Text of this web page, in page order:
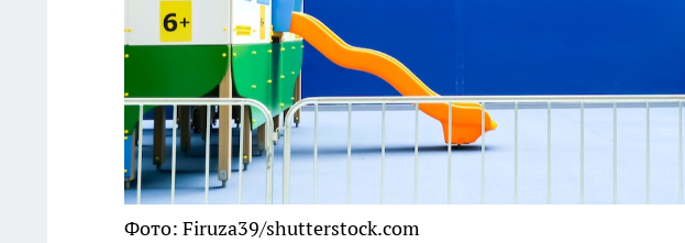
Фото: Firuza39/shutterstock.com